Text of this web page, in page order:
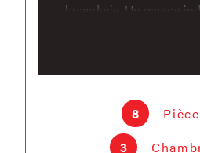
8
3
buanderie. Un garage